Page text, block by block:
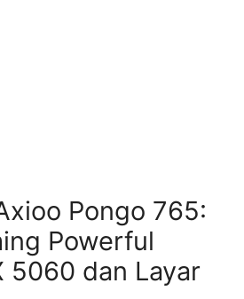
Pongo 765:
Powerful
5060 dan Layar